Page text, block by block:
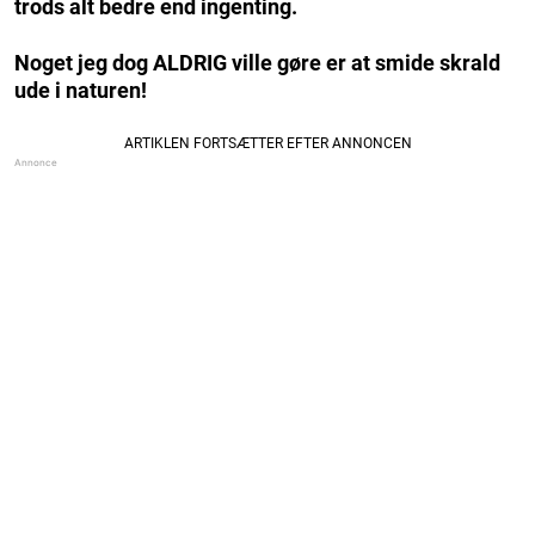
trods alt bedre end ingenting.
Noget jeg dog ALDRIG ville gøre er at smide skrald
ude i naturen!